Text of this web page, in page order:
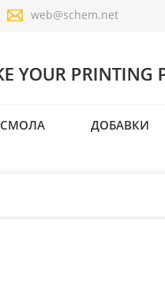
web@schem.net
СМОЛА ДОБАВКИ